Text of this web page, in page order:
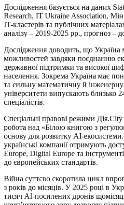
Дослідження базується на даних
Research, IT Ukraine Association,
IT-кластерів та публічних
аналізу – 2019-2025 рр., прогноз –
Дослідження доводить, що Україна
можливостей завдяки поєднанню
державної підтримки та високої
населення. Зокрема Україна має
та сильну математичну й
університети випускають близько
спеціалістів.
Спеціальні правові режими
робота над «Білою книгою з
основу для розвитку AI-
українські компанії отримують
Europe, Digital Europe та
до європейських стандартів.
Війна суттєво скоротила цикл
з років до місяців. У 2025 році в
тисяч AI-посилених дронів